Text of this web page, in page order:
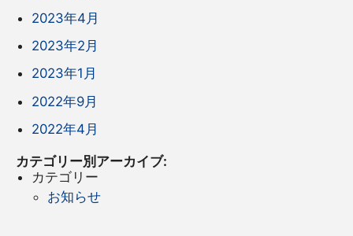
2023年4月
2023年2月
2023年1月
2022年9月
2022年4月
カテゴリー別アーカイブ:
カテゴリー
お知らせ